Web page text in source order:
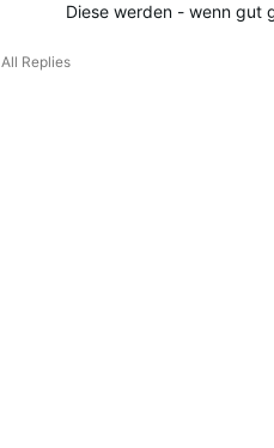
Diese werden - wenn gut
All Replies